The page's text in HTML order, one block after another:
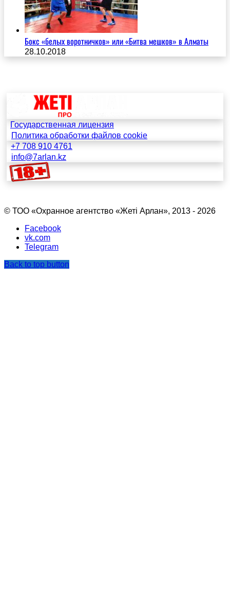
Бокс «белых воротничков» или «Битва мешков» в Алматы
28.10.2018
Государственная лицензия
Политика обработки файлов cookie
+7 708 910 4761
info@7arlan.kz
© ТОО «Охранное агентство «Жетi Арлан», 2013 - 2026
Facebook
vk.com
Telegram
Back to top button